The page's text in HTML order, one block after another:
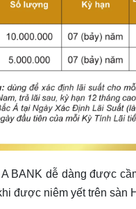
BANK dễ dàng được
được niêm yết trên sàn